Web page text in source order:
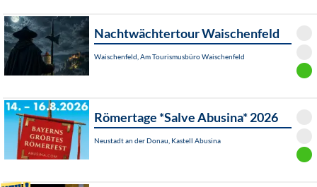
Nachtwächtertour Waischenfeld
Waischenfeld, Am Tourismusbüro Waischenfeld
Römertage *Salve Abusina* 2026
Neustadt an der Donau, Kastell Abusina